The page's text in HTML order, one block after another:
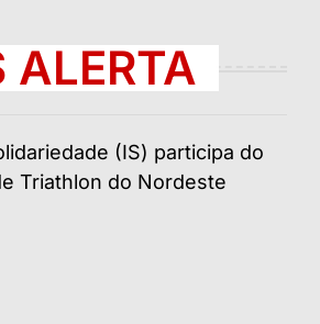
ALERTA